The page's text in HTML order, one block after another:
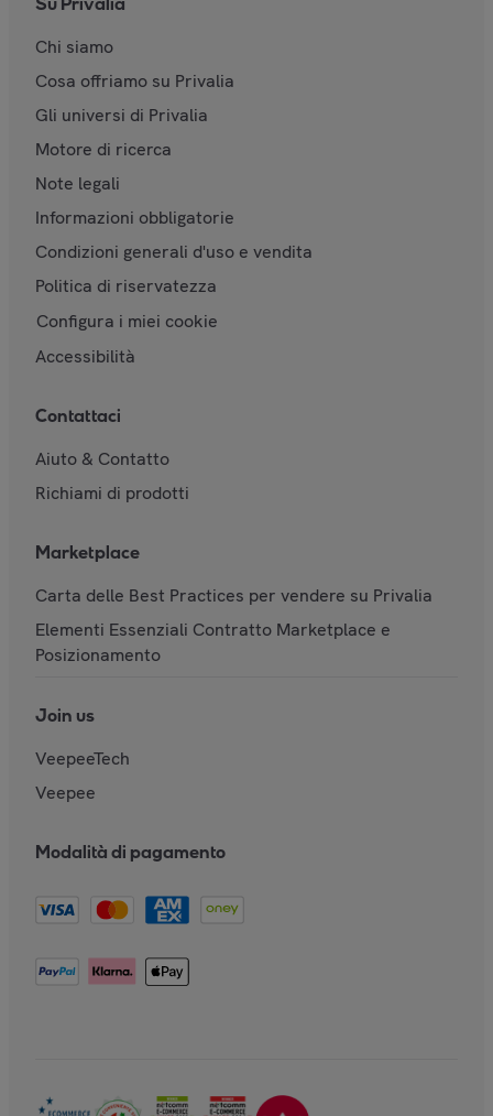
Chi siamo
Cosa offriamo su Privalia
Gli universi di Privalia
Motore di ricerca
Note legali
Informazioni obbligatorie
Condizioni generali d'uso e vendita
Politica di riservatezza
Configura i miei cookie
Accessibilità
Contattaci
Aiuto & Contatto
Richiami di prodotti
Marketplace
Carta delle Best Practices per vendere su Privalia
Elementi Essenziali Contratto Marketplace e
Posizionamento
Join us
VeepeeTech
Veepee
Modalità di pagamento